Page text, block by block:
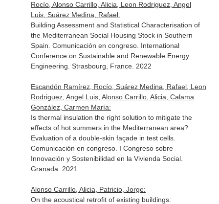
Rocío, Alonso Carrillo, Alicia, Leon Rodriguez, Angel
Luis, Suárez Medina, Rafael:
Building Assessment and Statistical Characterisation of
the Mediterranean Social Housing Stock in Southern
Spain. Comunicación en congreso. International
Conference on Sustainable and Renewable Energy
Engineering. Strasbourg, France. 2022
Escandón Ramírez, Rocío, Suárez Medina, Rafael, Leon
Rodriguez, Angel Luis, Alonso Carrillo, Alicia, Calama
González, Carmen María:
Is thermal insulation the right solution to mitigate the
effects of hot summers in the Mediterranean area?
Evaluation of a double-skin façade in test cells.
Comunicación en congreso. I Congreso sobre
Innovación y Sostenibilidad en la Vivienda Social.
Granada. 2021
Alonso Carrillo, Alicia, Patricio, Jorge:
On the acoustical retrofit of existing buildings: